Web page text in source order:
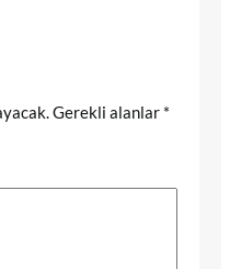
Gerekli alanlar *